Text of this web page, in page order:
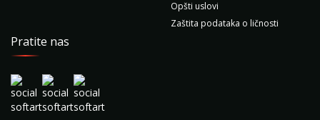
Opšti uslovi
Zaštita podataka o ličnosti
Pratite nas